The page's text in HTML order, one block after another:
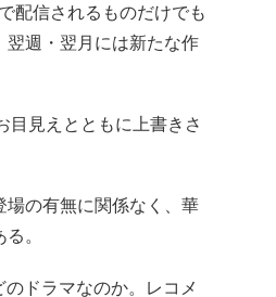
配信されるものだけでも
翌週・翌月には新たな作
目見えとともに上書きさ
場の有無に関係なく、華
。
ドラマなのか。レコメ